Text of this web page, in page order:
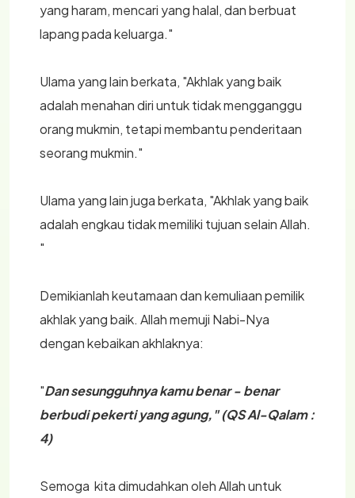
yang haram, mencari yang halal, dan berbuat
lapang pada keluarga."
Ulama yang lain berkata, "Akhlak yang baik
adalah menahan diri untuk tidak mengganggu
orang mukmin, tetapi membantu penderitaan
seorang mukmin."
Ulama yang lain juga berkata, "Akhlak yang baik
adalah engkau tidak memiliki tujuan selain Allah.
"
Demikianlah keutamaan dan kemuliaan pemilik
akhlak yang baik. Allah memuji Nabi-Nya
dengan kebaikan akhlaknya:
"Dan sesungguhnya kamu benar - benar
berbudi pekerti yang agung," (QS Al-Qalam :
4)
Semoga kita dimudahkan oleh Allah untuk